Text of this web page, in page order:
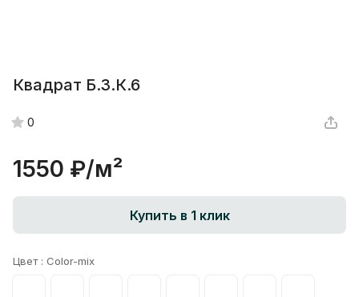
Квадрат Б.3.К.6
0
1550 ₽/м²
Купить в 1 клик
Цвет : Color-mix